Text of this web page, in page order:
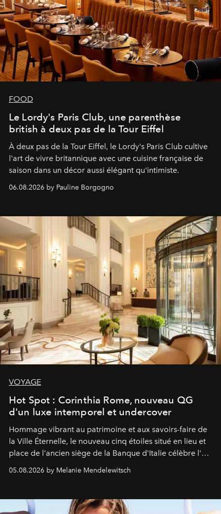
FOOD
Le Lordy's Paris Club, une parenthèse
british à deux pas de la Tour Eiffel
À deux pas de la Tour Eiffel, le Lordy's Paris Club cultive
l'art de vivre britannique avec une cuisine française de
saison dans un décor aussi élégant qu'intimiste.
06.08.2026 by Pauline Borgogno
VOYAGE
Hot Spot : Corinthia Rome, nouveau QG
d'un luxe intemporel et undercover
Hommage vibrant au patrimoine et aux savoirs-faire de
la Ville Éternelle, le nouveau cinq étoiles situé en lieu et
place de l'ancien siège de la Banque d'Italie célèbre l'art
de vivre Romain dans toute son élégance intemporelle.
05.08.2026 by Melanie Mendelewitsch